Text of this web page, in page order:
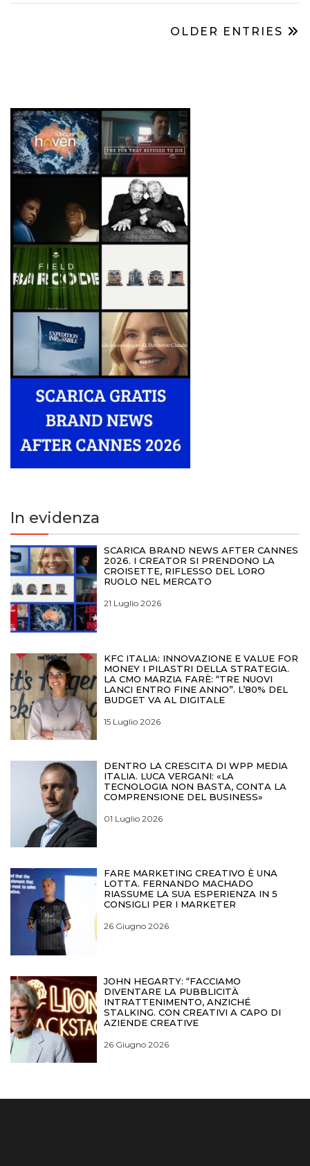
OLDER ENTRIES
In evidenza
SCARICA BRAND NEWS AFTER CANNES
2026. I CREATOR SI PRENDONO LA
CROISETTE, RIFLESSO DEL LORO
RUOLO NEL MERCATO
21 Luglio 2026
KFC ITALIA: INNOVAZIONE E VALUE FOR
MONEY I PILASTRI DELLA STRATEGIA.
LA CMO MARZIA FARÈ: “TRE NUOVI
LANCI ENTRO FINE ANNO”. L’80% DEL
BUDGET VA AL DIGITALE
15 Luglio 2026
DENTRO LA CRESCITA DI WPP MEDIA
ITALIA. LUCA VERGANI: «LA
TECNOLOGIA NON BASTA, CONTA LA
COMPRENSIONE DEL BUSINESS»
01 Luglio 2026
FARE MARKETING CREATIVO È UNA
LOTTA. FERNANDO MACHADO
RIASSUME LA SUA ESPERIENZA IN 5
CONSIGLI PER I MARKETER
26 Giugno 2026
JOHN HEGARTY: “FACCIAMO
DIVENTARE LA PUBBLICITÀ
INTRATTENIMENTO, ANZICHÉ
STALKING. CON CREATIVI A CAPO DI
AZIENDE CREATIVE
26 Giugno 2026